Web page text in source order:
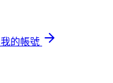
我的帳號